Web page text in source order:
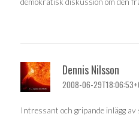
Dennis Nilsson
2008-06-
Intressant och gripande inlägg